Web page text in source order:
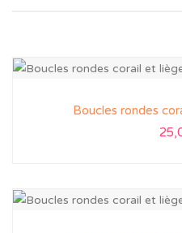
Boucles rondes